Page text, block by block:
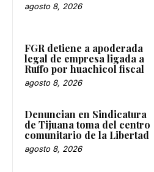
agosto 8, 2026
FGR detiene a apoderada
legal de empresa ligada a
Ruffo por huachicol fiscal
agosto 8, 2026
Denuncian en Sindicatura
de Tijuana toma del centro
comunitario de la Libertad
agosto 8, 2026